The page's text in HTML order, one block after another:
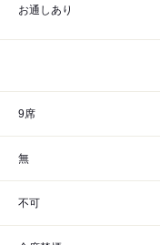
お通しあり
9席
無
不可